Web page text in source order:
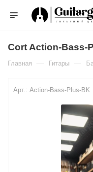
Cort Action-Bass-
Главная — Гитары —
Арт.: Action-Bass-Plus-BK